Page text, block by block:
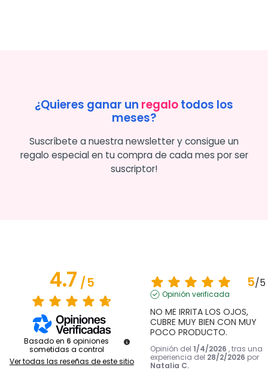
¿Quieres ganar un regalotodos los
meses?
Suscríbete a nuestra newsletter y consigue un
regalo especial en tu compra de cada mes por ser
suscriptor!
4.7/5
Basado en 6 opiniones
sometidas a control
Ver todas las reseñas de este sitio
5/5
Opinión verificada
NO ME IRRITA LOS OJOS,
CUBRE MUY BIEN CON MUY
POCO PRODUCTO.
Opinión del 1/4/2026 , tras una
experiencia del 28/2/2026 por
Natalia C.